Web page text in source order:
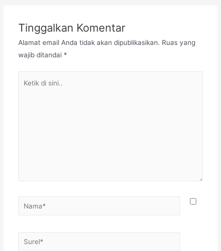
Tinggalkan Komentar
Alamat email Anda tidak akan dipublikasikan. Ruas yang
wajib ditandai *